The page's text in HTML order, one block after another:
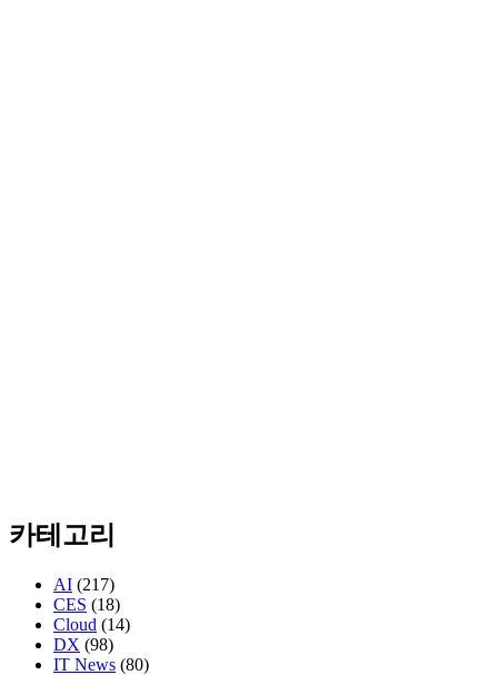
카테고리
AI (217)
CES (18)
Cloud (14)
DX (98)
IT News (80)